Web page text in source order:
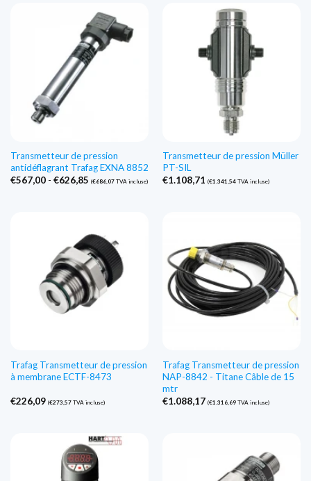
Transmetteur de pression
antidéflagrant Trafag EXNA 8852
€567,00 - €626,85Gamme
€626,85
(€686,07TVA incluse)
Transmetteur de pression Müller
PT-SIL
€1.108,71 (€1.341,54TVA incluse)
Trafag Transmetteur de pression
à membrane ECTF-8473
€226,09 (€273,57TVA incluse)
Trafag Transmetteur de pression
NAP-8842 - Titane Câble de 15
mtr
€1.088,17 (€1.316,69TVA incluse)